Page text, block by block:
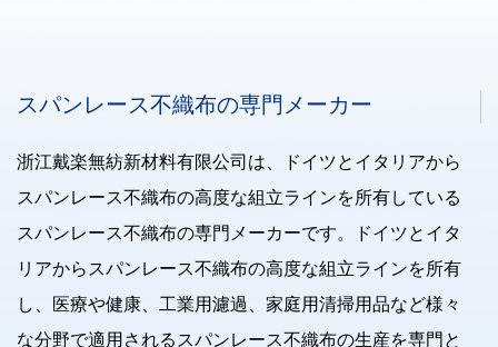
スパンレース不織布の専門メーカー
浙江戴楽無紡新材料有限公司は、ドイツとイタリアから
スパンレース不織布の高度な組立ラインを所有している
スパンレース不織布の専門メーカーです。ドイツとイタ
リアからスパンレース不織布の高度な組立ラインを所有
し、医療や健康、工業用濾過、家庭用清掃用品など様々
な分野で適用されるスパンレース不織布の生産を専門と